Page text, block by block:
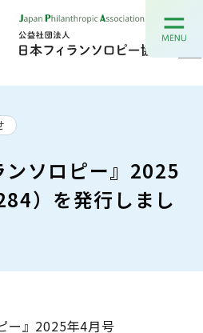
ンソロピー』2025
）を発行しまし
ー』2025年4月号